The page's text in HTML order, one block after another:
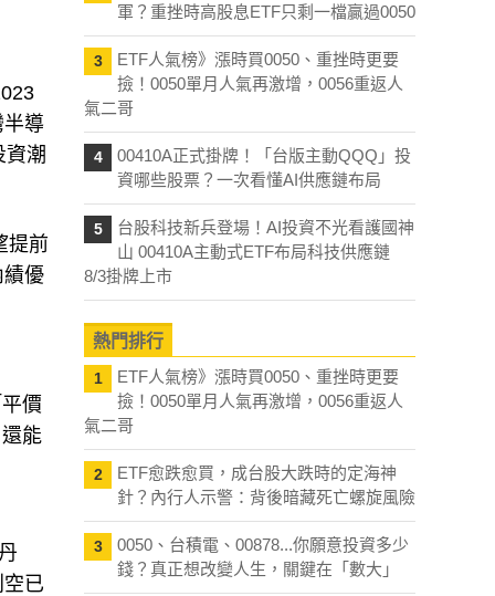
半導
資潮
提前
績優
價
能
已
軍？重挫時高股息ETF只剩一檔贏過0050
3
ETF人氣榜》漲時買0050、重挫時更要
撿！0050單月人氣再激增，0056重返人
氣二哥
4
00410A正式掛牌！「台版主動QQQ」投
資哪些股票？一次看懂AI供應鏈布局
5
台股科技新兵登場！AI投資不光看護國神
山 00410A主動式ETF布局科技供應鏈
8/3掛牌上市
熱門排行
1
ETF人氣榜》漲時買0050、重挫時更要
撿！0050單月人氣再激增，0056重返人
氣二哥
2
ETF愈跌愈買，成台股大跌時的定海神
針？內行人示警：背後暗藏死亡螺旋風險
3
0050、台積電、00878...你願意投資多少
錢？真正想改變人生，關鍵在「數大」